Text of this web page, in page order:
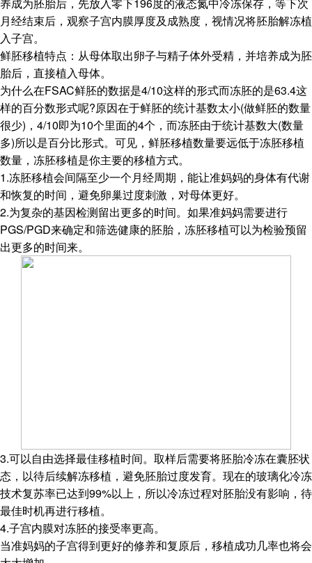
月经结束后，观察子宫内膜厚度及成熟度，视情况将胚胎解冻植
入子宫。
鲜胚移植特点：从母体取出卵子与精子体外受精，并培养成为胚
胎后，直接植入母体。
为什么在FSAC鲜胚的数据是4/10这样的形式而冻胚的是63.4这
样的百分数形式呢?原因在于鲜胚的统计基数太小(做鲜胚的数量
很少)，4/10即为10个里面的4个，而冻胚由于统计基数大(数量
多)所以是百分比形式。可见，鲜胚移植数量要远低于冻胚移植
数量，冻胚移植是你主要的移植方式。
1.冻胚移植会间隔至少一个月经周期，能让准妈妈的身体有代谢
和恢复的时间，避免卵巢过度刺激，对母体更好。
2.为复杂的基因检测留出更多的时间。如果准妈妈需要进行
PGS/PGD来确定和筛选健康的胚胎，冻胚移植可以为检验预留
出更多的时间来。
3.可以自由选择最佳移植时间。取样后需要将胚胎冷冻在囊胚状
态，以待后续解冻移植，避免胚胎过度发育。现在的玻璃化冷冻
技术复苏率已达到99%以上，所以冷冻过程对胚胎没有影响，待
最佳时机再进行移植。
4.子宫内膜对冻胚的接受率更高。
当准妈妈的子宫得到更好的修养和复原后，移植成功几率也将会